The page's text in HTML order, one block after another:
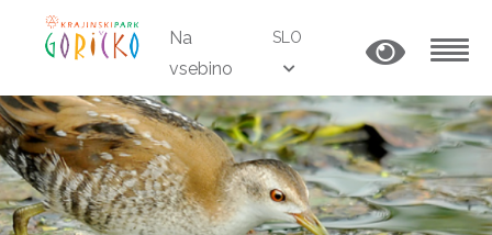
Na
vsebino
SLO